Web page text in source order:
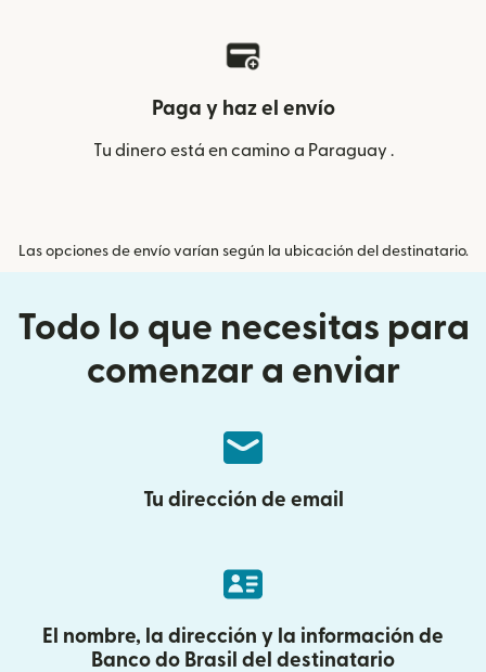
Paga y haz el envío
Tu dinero está en camino a Paraguay .
Las opciones de envío varían según la ubicación del destinatario.
Todo lo que necesitas para
comenzar a enviar
Tu dirección de email
El nombre, la dirección y la información de
Banco do Brasil del destinatario